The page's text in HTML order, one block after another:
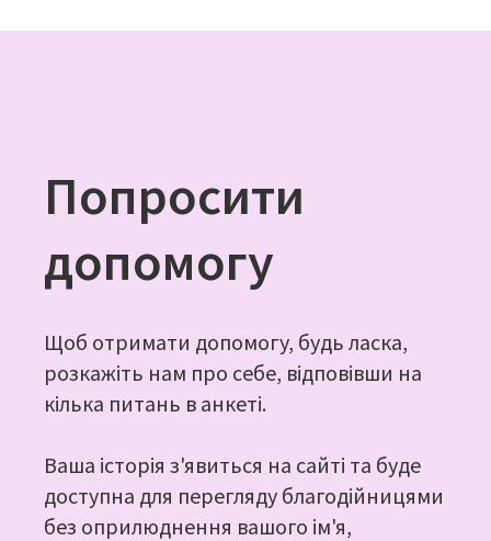
Попросити
допомогу
Щоб отримати допомогу, будь ласка,
розкажіть нам про себе, відповівши на
кілька питань в анкеті.
Ваша історія з'явиться на сайті та буде
доступна для перегляду благодійницями
без оприлюднення вашого ім'я,